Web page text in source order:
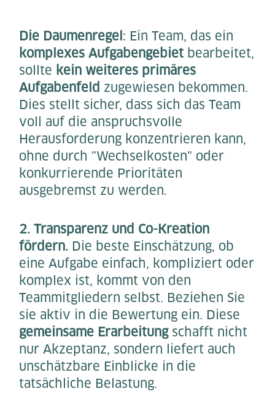
Die Daumenregel: Ein Team, das ein
komplexes Aufgabengebiet bearbeitet,
sollte kein weiteres primäres
Aufgabenfeld zugewiesen bekommen.
Dies stellt sicher, dass sich das Team
voll auf die anspruchsvolle
Herausforderung konzentrieren kann,
ohne durch "Wechselkosten" oder
konkurrierende Prioritäten
ausgebremst zu werden.
2. Transparenz und Co-Kreation
fördern. Die beste Einschätzung, ob
eine Aufgabe einfach, kompliziert oder
komplex ist, kommt von den
Teammitgliedern selbst. Beziehen Sie
sie aktiv in die Bewertung ein. Diese
gemeinsame Erarbeitungschafft nicht
nur Akzeptanz, sondern liefert auch
unschätzbare Einblicke in die
tatsächliche Belastung.